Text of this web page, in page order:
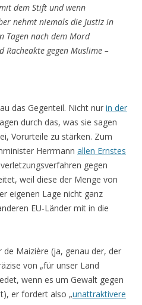
dem Stift und wenn
nehmt niemals die Justiz in
Tagen nach dem Mord
Racheakte gegen Muslime –
das Gegenteil. Nicht nur in der
durch das, was sie sagen
Vorurteile zu stärken. Zum
Herrmann allen Ernstes
gegen
weil diese der Menge von
eigenen Lage nicht ganz
EU-Länder mit in die
Maizière (ja, genau der, der
von „für unser Land
wenn es um Gewalt gegen
er fordert also „unattraktivere